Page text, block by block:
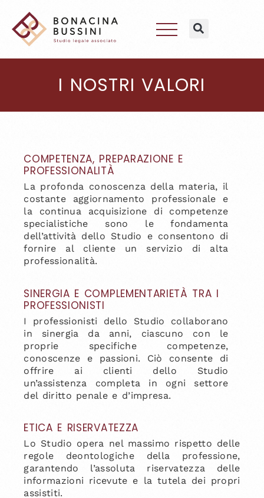
I NOSTRI VALORI
COMPETENZA, PREPARAZIONE E
PROFESSIONALITÀ
La profonda conoscenza della materia, il
costante aggiornamento professionale e
la continua acquisizione di competenze
specialistiche sono le fondamenta
dell’attività dello Studio e consentono di
fornire al cliente un servizio di alta
professionalità.
SINERGIA E COMPLEMENTARIETÀ TRA I
PROFESSIONISTI
I professionisti dello Studio collaborano
in sinergia da anni, ciascuno con le
proprie specifiche competenze,
conoscenze e passioni. Ciò consente di
offrire ai clienti dello Studio
un’assistenza completa in ogni settore
del diritto penale e d’impresa.
ETICA E RISERVATEZZA
Lo Studio opera nel massimo rispetto delle
regole deontologiche della professione,
garantendo l’assoluta riservatezza delle
informazioni ricevute e la tutela dei propri
assistiti.